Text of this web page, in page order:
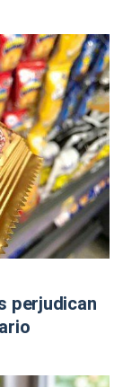
perjudican